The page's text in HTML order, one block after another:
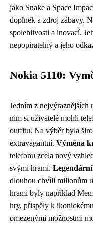
jako Snake a Space
doplněk a zdroj zábavy.
spolehlivosti a inovací.
nepopiratelný a jeho
Nokia 5110:
Jedním z nejvýraznějších
nim si uživatelé mohli
outfitu. Na výběr byla
extravagantní. Výměna
telefonu zcela nový
svými hrami. Legendární
dlouhou chvíli milionům
hrami byly například
hry, přispěly k
omezenými možnostmi